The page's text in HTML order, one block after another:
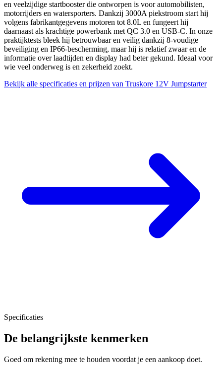
en veelzijdige startbooster die ontworpen is voor automobilisten,
motorrijders en watersporters. Dankzij 3000A piekstroom start hij
volgens fabrikantgegevens motoren tot 8.0L en fungeert hij
daarnaast als krachtige powerbank met QC 3.0 en USB-C. In onze
praktijktests bleek hij betrouwbaar en veilig dankzij 8-voudige
beveiliging en IP66-bescherming, maar hij is relatief zwaar en de
informatie over laadtijden en display had beter gekund. Ideaal voor
wie veel onderweg is en zekerheid zoekt.
Bekijk alle specificaties en prijzen van Truskore 12V Jumpstarter
Specificaties
De belangrijkste kenmerken
Goed om rekening mee te houden voordat je een aankoop doet.